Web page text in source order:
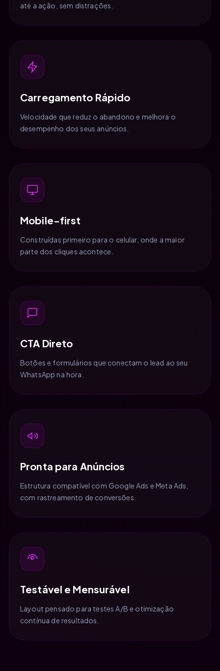
até a ação, sem distrações.
Carregamento Rápido
Velocidade que reduz o abandono e melhora o
desempenho dos seus anúncios.
Mobile-first
Construídas primeiro para o celular, onde a maior
parte dos cliques acontece.
CTA Direto
Botões e formulários que conectam o lead ao seu
WhatsApp na hora.
Pronta para Anúncios
Estrutura compatível com Google Ads e Meta Ads,
com rastreamento de conversões.
Testável e Mensurável
Layout pensado para testes A/B e otimização
contínua de resultados.